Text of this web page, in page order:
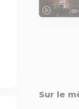
Sur le